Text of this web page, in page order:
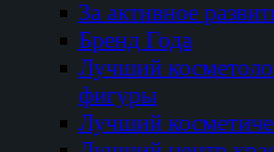
За активное
Бренд Года
Лучший
фигуры
Лучший